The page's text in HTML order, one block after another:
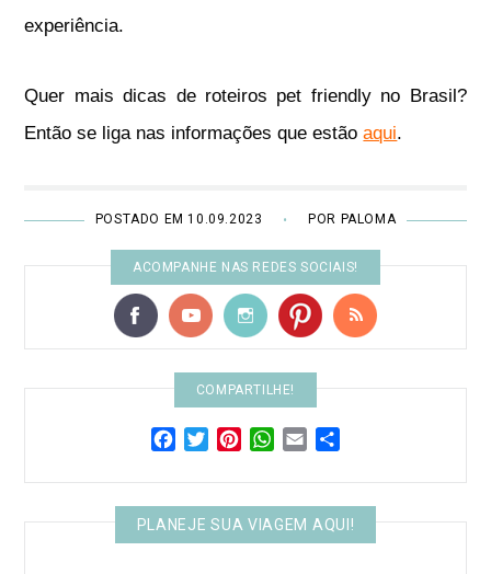
experiência.
Quer mais dicas de roteiros pet friendly no Brasil?
Então se liga nas informações que estãoaqui.
POSTADO EM 10.09.2023 • POR PALOMA
ACOMPANHE NAS REDES SOCIAIS!
COMPARTILHE!
FacebookTwitterPinterestWhatsApp
Email
PLANEJE SUA VIAGEM AQUI!